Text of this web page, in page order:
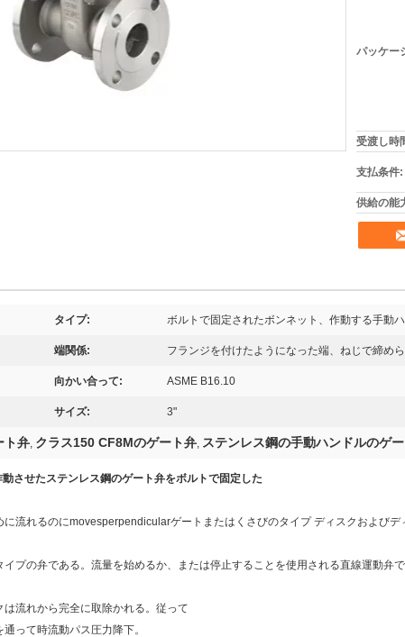
パッケー
受渡し時
支払条件:
供給の能
タイプ: ボルトで固定されたボンネット、作動する手動
端関係: フランジを付けたようになった端、ねじで締め
向かい合って: ASME B16.10
サイズ: 3"
ト弁, クラス150 CF8Mのゲート弁, ステンレス鋼の手動ハンドルのゲ
させたステンレス鋼のゲート弁をボルトで固定した
流れるのにmovesperpendicularゲートまたはくさびのタイプ ディスクおよび
プの弁である。流量を始めるか、または停止することを使用される直線運動弁
流れから完全に取除かれる。従って
って時流動パス圧力降下。